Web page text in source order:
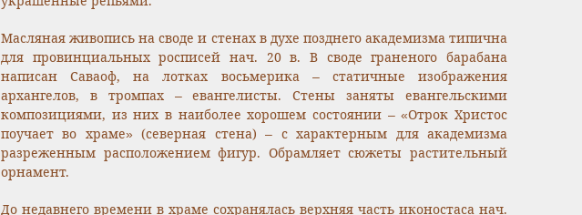
Масляная живопись на своде и стенах в духе позднего академизма типична
для провинциальных росписей нач. 20 в. В своде граненого барабана
написан Саваоф, на лотках восьмерика – статичные изображения
архангелов, в тромпах – евангелисты. Стены заняты евангельскими
композициями, из них в наиболее хорошем состоянии – «Отрок Христос
поучает во храме» (северная стена) – с характерным для академизма
разреженным расположением фигур. Обрамляет сюжеты растительный
орнамент.
До недавнего времени в храме сохранялась верхняя часть иконостаса нач.